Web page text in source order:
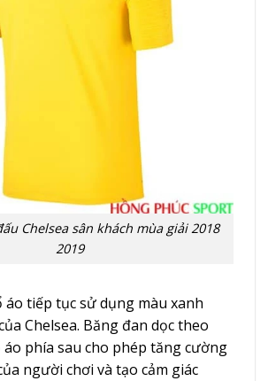
Chelsea sân khách mùa giải 2018
2019
tiếp tục sử dụng màu xanh
Chelsea. Băng đan dọc theo
phía sau cho phép tăng cường
người chơi và tạo cảm giác